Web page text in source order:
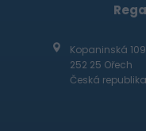
Kopaninská 109
252 25 Ořech
Česká republika